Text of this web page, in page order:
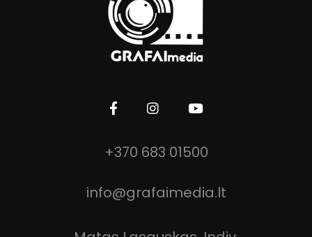
+370 683 01500
info@grafaimedia.lt